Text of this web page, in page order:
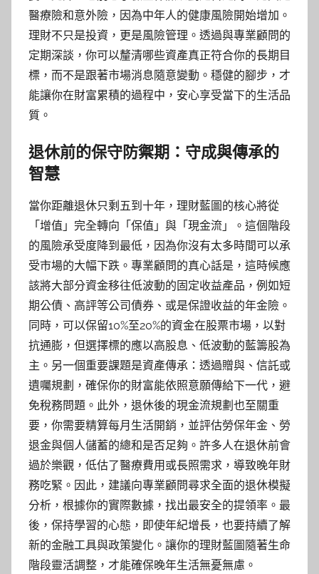
醫療險和意外險，因為中年人的健康風險開始增加。
理財不只是投資，更是風險管理。透過與專業顧問的
定期深談，你可以釐清哪些資產真正符合你的長期目
標，而不是跟著市場消息隨意變動。穩健的腳步，才
能讓你在財富累積的過程中，安心享受當下的生活品
質。
退休前的保守防禦期：守成與傳承的
智慧
當你距離退休只剩五到十年，理財藍圖的核心將從
「增值」完全轉向「保值」與「現金流」。這個階段
的風險承受度降到最低，因為你沒有太多時間可以承
受市場的大幅下跌。專業顧問的真心話是，這時候應
該將大部分資金移往低波動的固定收益產品，例如短
期公債、高評等公司債券、或是保證收益的年金險。
同時，可以保留10%至20%的資金在股票市場，以對
抗通膨，但選擇標的應以高股息、低波動的藍籌股為
主。另一個重要課題是資產傳承：透過贈與、信託或
遺囑規劃，確保你的財富能依照意願傳給下一代，避
免稅務問題。此外，退休後的現金流規劃也至關重
要，你需要精算每月生活開銷，並評估勞保年金、勞
退金與個人儲蓄的總和是否足夠。許多人在退休前會
過於樂觀，低估了醫療費用或長照需求，導致晚年財
務吃緊。因此，建議向專業顧問尋求全面的退休模擬
分析，根據你的實際數據，找出最安全的提領率。最
後，保持學習的心態，即使年紀增長，也要持續了解
新的金融工具與政策變化。讓你的理財藍圖隨著生命
階段靈活調整，才能確保晚年生活無憂無慮。